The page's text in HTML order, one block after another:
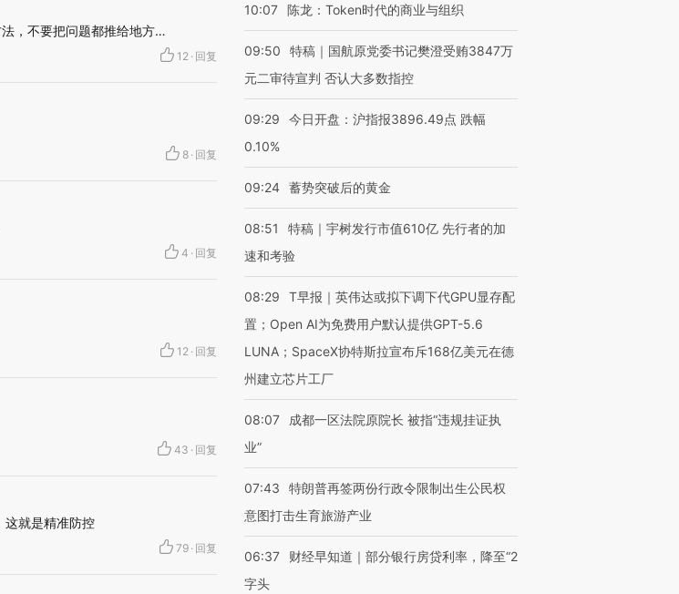
，不要把问题都推给地方…
12 · 回复
8 · 回复
4 · 回复
12 · 回复
43 · 回复
就是精准防控
79 · 回复
10:07 陈龙：Token时代的商业与组织
09:50
特稿｜国航原党委书记樊澄受贿3847万
元二审待宣判 否认大多数指控
09:29
今日开盘：沪指报3896.49点 跌幅
0.10%
09:24 蓄势突破后的黄金
08:51
特稿｜宇树发行市值610亿 先行者的加
速和考验
08:29
T早报｜英伟达或拟下调下代GPU显存配
置；Open AI为免费用户默认提供GPT-5.6
LUNA；SpaceX协特斯拉宣布斥168亿美元在德
州建立芯片工厂
08:07
成都一区法院原院长 被指“违规挂证执
业”
07:43
特朗普再签两份行政令限制出生公民权
意图打击生育旅游产业
06:37
财经早知道｜部分银行房贷利率，降至“2
字头